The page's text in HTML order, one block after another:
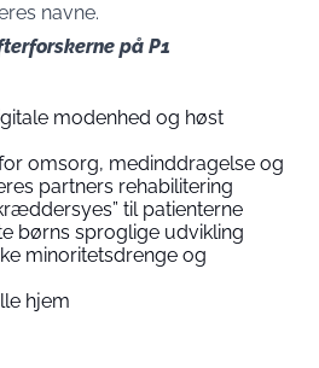
navne.
på P1
modenhed og høst
omsorg, medinddragelse og
partners rehabilitering
til patienterne
børns sproglige udvikling
minoritetsdrenge og
hjem